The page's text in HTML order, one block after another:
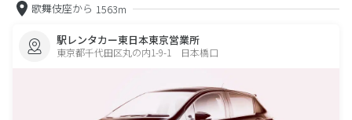
歌舞伎座から 1563m
駅レンタカー東日本東京営業所
東京都千代田区丸の内1-9-1 日本橋口